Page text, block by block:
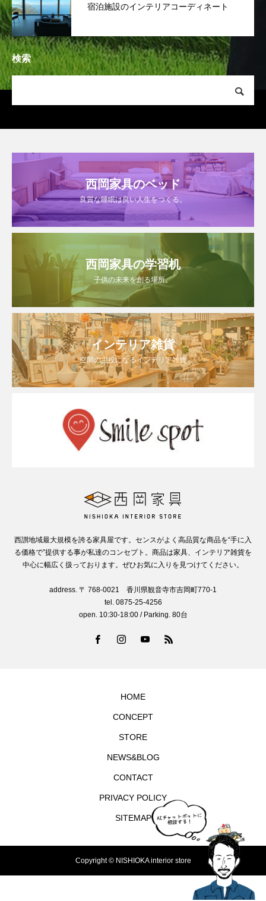
宿泊施設のインテリアコーディネート
検索
西岡家具のベッド
良質な睡眠は良い人生をつくる。
西岡家具の学習机
子供の未来を創る場所。
インテリア雑貨
空間の主役になるインテリア雑貨
西讃地域最大規模を誇る家具屋です。センスがよく高品質な商品を“手に入
る価格で”提供する事が私達のコンセプト。商品は家具、インテリア雑貨を
中心に幅広く扱っております。ぜひお気に入りを見つけてください。
address. 〒 768-0021 香川県観音寺市吉岡町770-1
tel. 0875-25-4256
open. 10:30-18:00 / Parking. 80台
HOME
CONCEPT
STORE
NEWS&BLOG
CONTACT
PRIVACY POLICY
SITEMAP
Copyright © NISHIOKA interior store
MAP